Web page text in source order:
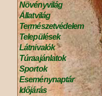
Növényvilág
Állatvilág
Természetvédelem
Települések
Látnivalók
Túraajánlatok
Sportok
Eseménynaptár
Időjárás